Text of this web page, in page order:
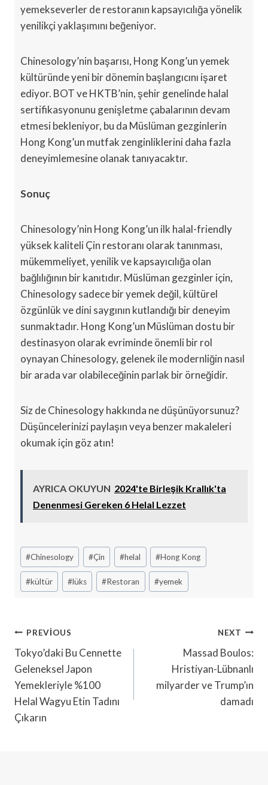
yemekseverler de restoranın kapsayıcılığa yönelik
yenilikçi yaklaşımını beğeniyor.
Chinesology’nin başarısı, Hong Kong’un yemek
kültüründe yeni bir dönemin başlangıcını işaret
ediyor. BOT ve HKTB’nin, şehir genelinde halal
sertifikasyonunu genişletme çabalarının devam
etmesi bekleniyor, bu da Müslüman gezginlerin
Hong Kong’un mutfak zenginliklerini daha fazla
deneyimlemesine olanak tanıyacaktır.
Sonuç
Chinesology’nin Hong Kong’un ilk halal-friendly
yüksek kaliteli Çin restoranı olarak tanınması,
mükemmeliyet, yenilik ve kapsayıcılığa olan
bağlılığının bir kanıtıdır. Müslüman gezginler için,
Chinesology sadece bir yemek değil, kültürel
özgünlük ve dini saygının kutlandığı bir deneyim
sunmaktadır. Hong Kong’un Müslüman dostu bir
destinasyon olarak evriminde önemli bir rol
oynayan Chinesology, gelenek ile modernliğin nasıl
bir arada var olabileceğinin parlak bir örneğidir.
Siz de Chinesology hakkında ne düşünüyorsunuz?
Düşüncelerinizi paylaşın veya benzer makaleleri
okumak için göz atın!
AYRICA OKUYUN 2024'te Birleşik Krallık'ta
Denenmesi Gereken 6 Helal Lezzet
Post
Tags:
#Chinesology #Çin #helal #Hong Kong
#kültür #lüks #Restoran #yemek
Yazı
Gezinmesi
PREVIOUS
Tokyo’daki Bu Cennette
Geleneksel Japon
Yemekleriyle %100
Helal Wagyu Etin Tadını
Çıkarın
NEXT
Massad Boulos:
Hristiyan-Lübnanlı
milyarder ve Trump’ın
damadı